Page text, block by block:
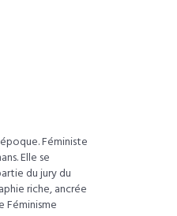
Féministe
Elle se
du jury du
riche, ancrée
Féminisme